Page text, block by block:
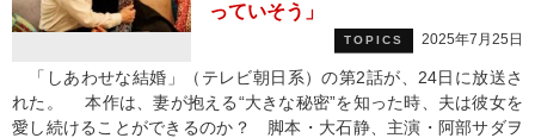
っていそう」
TOPICS 2025年7月25日
「しあわせな結婚」（テレビ朝日系）の第2話が、24日に放送さ
れた。 本作は、妻が抱える“大きな秘密”を知った時、夫は彼女を
愛し続けることができるのか？ 脚本・大石静、主演・阿部サダヲ